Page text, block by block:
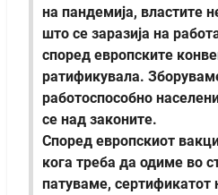
на пандемија, властите
што се заразија на
според европските
ратификувала.
работоспособно
се над законите.
Според европскиот
кога треба да одиме во
патуваме,